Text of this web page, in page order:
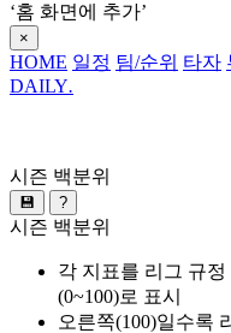
‘홈 화면에 추가’
×
HOME 일정 팀/순위 타자
DAILY.
시즌 백분위
💾 ?
시즌 백분위
각 지표를 리그 규
(0~100)로 표시
오른쪽(100)일수록